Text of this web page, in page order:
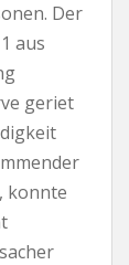
Der
aus
geriet
konnte